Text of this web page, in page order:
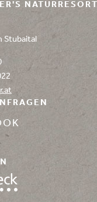
NATURRESORT
Stubaital
at